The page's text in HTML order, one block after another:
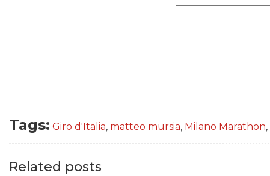
Tags: Giro d'Italia, matteo mursia, Milano Marathon,
Related posts